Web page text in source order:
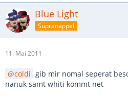
Blue Light
Supranappel
11. Mai 2011
coldi gib mir nomal seperat
nanuk samt whiti kommt net